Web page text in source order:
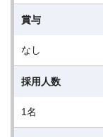
賞与
なし
採用人数
1名